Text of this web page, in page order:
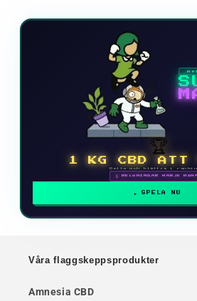
🏆
1 KG CBD ATT
Delta och klättra i
🗓 BELÖNINGAR VARJE
SPELA NU
Våra flaggskeppsprodukter
Amnesia CBD